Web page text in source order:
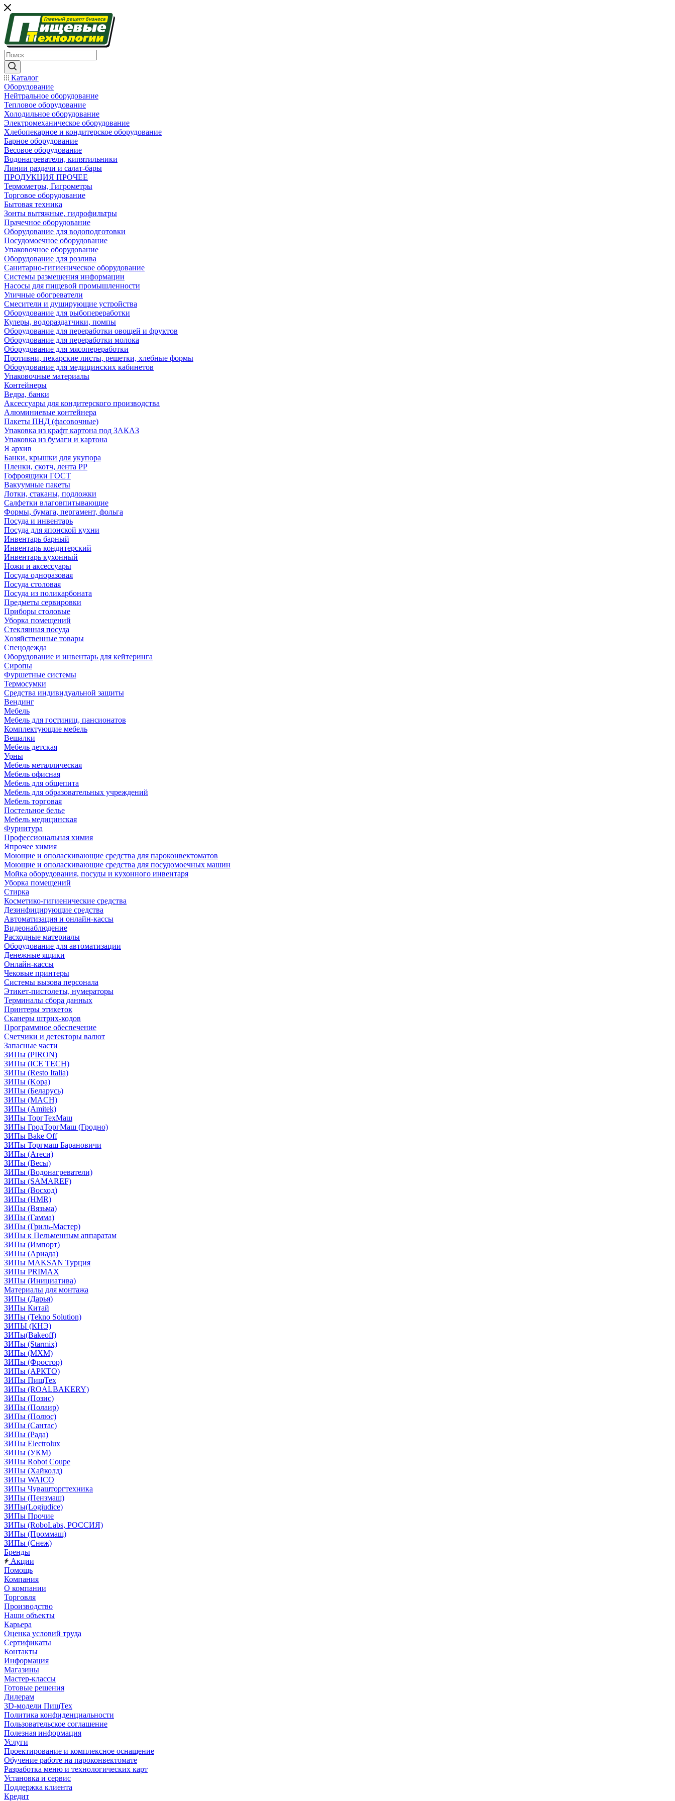
Каталог
Оборудование
Нейтральное оборудование
Тепловое оборудование
Холодильное оборудование
Электромеханическое оборудование
Хлебопекарное и кондитерское оборудование
Барное оборудование
Весовое оборудование
Водонагреватели, кипятильники
Линии раздачи и салат-бары
ПРОДУКЦИЯ ПРОЧЕЕ
Термометры, Гигрометры
Торговое оборудование
Бытовая техника
Зонты вытяжные, гидрофильтры
Прачечное оборудование
Оборудование для водоподготовки
Посудомоечное оборудование
Упаковочное оборудование
Оборудование для розлива
Санитарно-гигиеническое оборудование
Системы размещения информации
Насосы для пищевой промышленности
Уличные обогреватели
Смесители и душирующие устройства
Оборудование для рыбопереработки
Кулеры, водораздатчики, помпы
Оборудование для переработки овощей и фруктов
Оборудование для переработки молока
Оборудование для мясопереработки
Противни, пекарские листы, решетки, хлебные формы
Оборудование для медицинских кабинетов
Упаковочные материалы
Контейнеры
Ведра, банки
Аксессуары для кондитерского производства
Алюминиевые контейнера
Пакеты ПНД (фасовочные)
Упаковка из крафт картона под ЗАКАЗ
Упаковка из бумаги и картона
Я архив
Банки, крышки для укупора
Пленки, скотч, лента РР
Гофроящики ГОСТ
Вакуумные пакеты
Лотки, стаканы, подложки
Салфетки влаговпитывающие
Формы, бумага, пергамент, фольга
Посуда и инвентарь
Посуда для японской кухни
Инвентарь барный
Инвентарь кондитерский
Инвентарь кухонный
Ножи и аксессуары
Посуда одноразовая
Посуда столовая
Посуда из поликарбоната
Предметы сервировки
Приборы столовые
Уборка помещений
Стеклянная посуда
Хозяйственные товары
Спецодежда
Оборудование и инвентарь для кейтеринга
Сиропы
Фуршетные системы
Термосумки
Средства индивидуальной защиты
Вендинг
Мебель
Мебель для гостиниц, пансионатов
Комплектующие мебель
Вешалки
Мебель детская
Урны
Мебель металлическая
Мебель офисная
Мебель для общепита
Мебель для образовательных учреждений
Мебель торговая
Постельное белье
Мебель медицинская
Фурнитура
Профессиональная химия
Япрочее химия
Моющие и ополаскивающие средства для пароконвектоматов
Моющие и ополаскивающие средства для посудомоечных машин
Мойка оборудования, посуды и кухонного инвентаря
Уборка помещений
Стирка
Косметико-гигиенические средства
Дезинфицирующие средства
Автоматизация и онлайн-кассы
Видеонаблюдение
Расходные материалы
Оборудование для автоматизации
Денежные ящики
Онлайн-кассы
Чековые принтеры
Системы вызова персонала
Этикет-пистолеты, нумераторы
Терминалы сбора данных
Принтеры этикеток
Сканеры штрих-кодов
Программное обеспечение
Счетчики и детекторы валют
Запасные части
ЗИПы (PIRON)
ЗИПы (ICE TECH)
ЗИПы (Resto Italia)
ЗИПы (Kopa)
ЗИПы (Беларусь)
ЗИПы (MACH)
ЗИПы (Amitek)
ЗИПы ТоргТехМаш
ЗИПы ГродТоргМаш (Гродно)
ЗИПы Bake Off
ЗИПы Торгмаш Барановичи
ЗИПы (Атеси)
ЗИПы (Весы)
ЗИПы (Водонагреватели)
ЗИПы (SAMAREF)
ЗИПы (Восход)
ЗИПы (HMR)
ЗИПы (Вязьма)
ЗИПы (Гамма)
ЗИПы (Гриль-Мастер)
ЗИПы к Пельменным аппаратам
ЗИПы (Импорт)
ЗИПы (Ариада)
ЗИПы MAKSAN Турция
ЗИПы PRIMAX
ЗИПы (Инициатива)
Материалы для монтажа
ЗИПы (Дарья)
ЗИПы Китай
ЗИПы (Tekno Solution)
ЗИПЫ (КНЭ)
ЗИПы(Bakeoff)
ЗИПы (Starmix)
ЗИПы (МХМ)
ЗИПы (Фростор)
ЗИПы (АРКТО)
ЗИПы ПищТех
ЗИПы (ROALBAKERY)
ЗИПы (Позис)
ЗИПы (Полаир)
ЗИПы (Полюс)
ЗИПы (Сантас)
ЗИПы (Рада)
ЗИПы Electrolux
ЗИПы (УКМ)
ЗИПы Robot Coupe
ЗИПы (Хайколд)
ЗИПы WAICO
ЗИПы Чувашторгтехника
ЗИПы (Пензмаш)
ЗИПы(Logiudice)
ЗИПы Прочие
ЗИПы (RoboLabs, РОССИЯ)
ЗИПы (Проммаш)
ЗИПы (Снеж)
Бренды
Акции
Помощь
Компания
О компании
Торговля
Производство
Наши объекты
Карьера
Оценка условий труда
Сертификаты
Контакты
Информация
Магазины
Мастер-классы
Готовые решения
Дилерам
3D-модели ПищТех
Политика конфиденциальности
Пользовательское соглашение
Полезная информация
Услуги
Проектирование и комплексное оснащение
Обучение работе на пароконвектомате
Разработка меню и технологических карт
Установка и сервис
Поддержка клиента
Кредит